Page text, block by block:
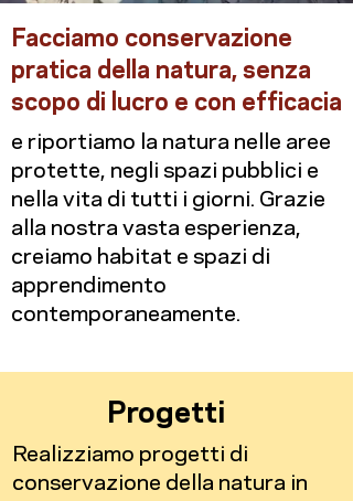
Facciamo conservazione
pratica della natura, senza
scopo di lucro e con efficacia
e riportiamo la natura nelle aree
protette, negli spazi pubblici e
nella vita di tutti i giorni. Grazie
alla nostra vasta esperienza,
creiamo habitat e spazi di
apprendimento
contemporaneamente.
Progetti
Realizziamo progetti di
conservazione della natura in